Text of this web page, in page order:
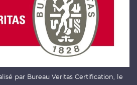
par Bureau Veritas Certification, le